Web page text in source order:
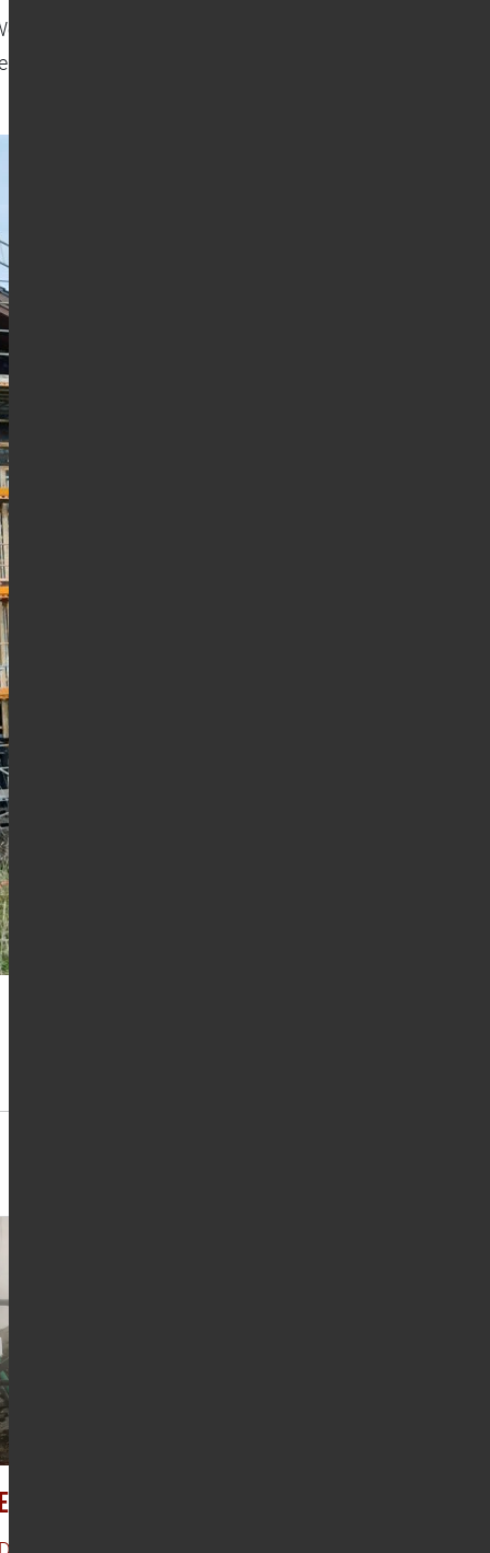
Burg für unsere Kinder sein. Wir
gehen bundesweit durch die
Energie im Tank